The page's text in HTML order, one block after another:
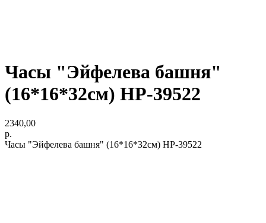
Часы "Эйфелева башня"
(16*16*32см) HP-39522
2340,00
р.
Часы "Эйфелева башня" (16*16*32см) HP-39522